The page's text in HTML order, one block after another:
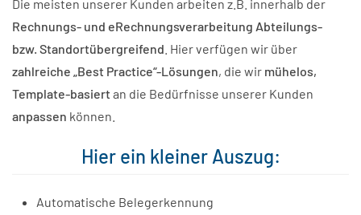
Die meisten unserer Kunden arbeiten z.B. innerhalb der
Rechnungs- und eRechnungsverarbeitung Abteilungs-
bzw. Standortübergreifend . Hier verfügen wir über
zahlreiche „Best Practice“-Lösungen, die wir mühelos,
Template-basiertan die Bedürfnisse unserer Kunden
anpassen können.
Hier ein kleiner Auszug:
Automatische Belegerkennung